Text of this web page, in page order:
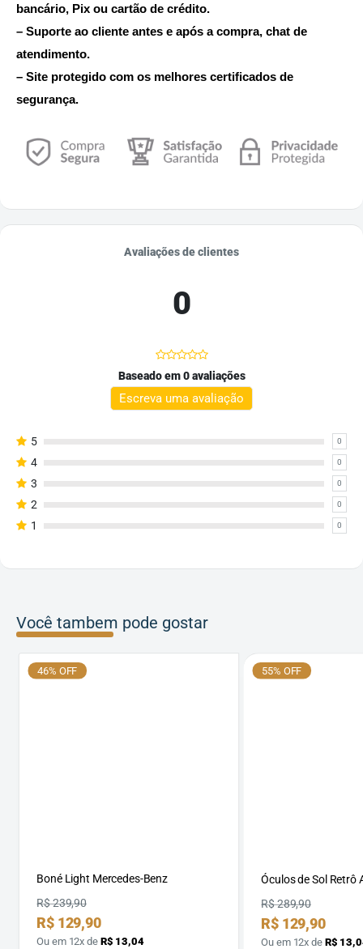
bancário, Pix ou cartão de crédito.
– Suporte ao cliente antes e após a compra, chat de
atendimento.
– Site protegido com os melhores certificados de
segurança.
Avaliações de clientes
0
Baseado em 0 avaliações
Escreva uma avaliação
5 0
4 0
3 0
2 0
1 0
Você tambem pode gostar
46% OFF
Boné Light Mercedes-Benz
Preço
por
R$ 129,90
Preço
R$ 239,90
Ou em 12x de R$ 13,04
55% OFF
Óculos de Sol Retrô
Preço
por
R$ 129,90
Preço
R$ 289,90
Ou em 12x de R$